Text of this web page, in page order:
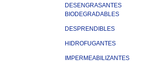
DESENGRASANTES
BIODEGRADABLES
DESPRENDIBLES
HIDROFUGANTES
IMPERMEABILIZANTES